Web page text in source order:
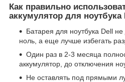
Как правильно
аккумулятор для ноутбука
Батарея для ноутбука Dell
ноль, а еще лучше избегать
Один раз в 2-3 месяца
аккумулятор, до отключения
Не оставлять под прямыми